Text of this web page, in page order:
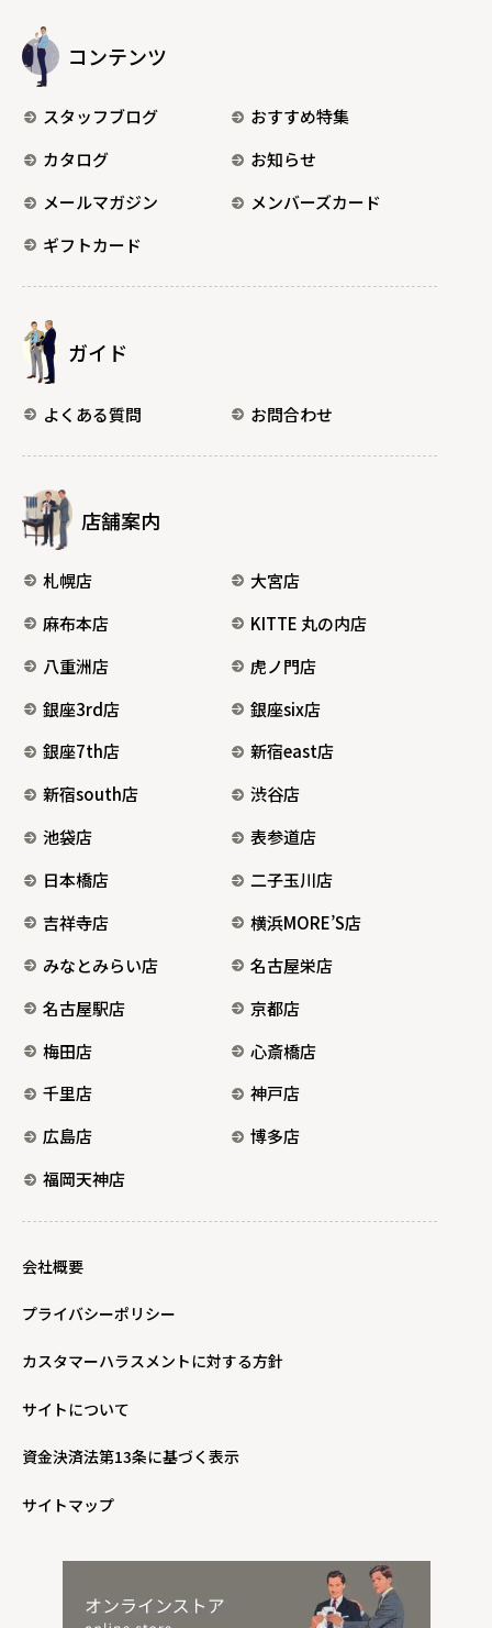
コンテンツ
スタッフブログ
おすすめ特集
カタログ
お知らせ
メールマガジン
メンバーズカード
ギフトカード
ガイド
よくある質問 お問合わせ
店舗案内
札幌店
大宮店
麻布本店
KITTE 丸の内店
八重洲店
虎ノ門店
銀座3rd店
銀座six店
銀座7th店
新宿east店
新宿south店
渋谷店
池袋店
表参道店
日本橋店
二子玉川店
吉祥寺店
横浜MORE’S店
みなとみらい店
名古屋栄店
名古屋駅店
京都店
梅田店
心斎橋店
千里店
神戸店
広島店
博多店
福岡天神店
会社概要
プライバシーポリシー
カスタマーハラスメントに対する方針
サイトについて
資金決済法第13条に基づく表示
サイトマップ